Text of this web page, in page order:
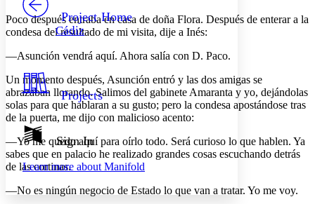
Your highlights
Resources
Show all Hide all
Decrease font size Increase font size
Color Scheme
Light
Dark
Annotation contrast
abc Low
abc High
Margins
Project Home
Cádiz
Projects
Sign In
Learn more about Manifold
Poco después entraba en casa de doña Flora. Después de enterar a la
condesa del resultado de mi visita, dije a Inés:
—Asunción vendrá aquí. Ahora salía con D. Paco.
Un momento después, Asunción entró y las dos amigas se
abrazaban llorando. Salimos del gabinete Amaranta y yo, dejándolas
solas para que hablaran a su gusto; pero la condesa apostándose tras
de la puerta, me dijo con malicioso acento:
—Yo me quedo aquí para oírlo todo. Será curioso lo que hablen. Ya
sabes que en palacio he realizado grandes cosas escuchando detrás
de las cortinas.
—No es ningún negocio de Estado lo que van a tratar. Yo me voy.